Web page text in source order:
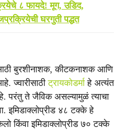
८ फायदे! मूग, उडिद,
घरगुती पद्धत
बुरशीनाशक, कीटकनाशक आणि
ज्वारीसाठीट्रायकोडर्माहे अत्यंत
परंतु ते जैविक असल्यामुळं त्याचा
इमिडाक्लोप्रीड ४८ टक्के हे
किंवा इमिडाक्लोप्रीड ७० टक्के